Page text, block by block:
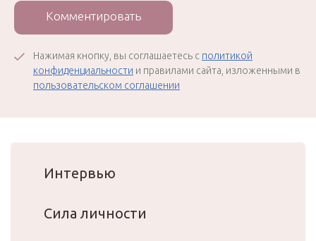
Комментировать
Нажимая кнопку, вы соглашаетесь с политикой
конфиденциальности и правилами сайта, изложенными в
пользовательском соглашении
Интервью
Сила личности